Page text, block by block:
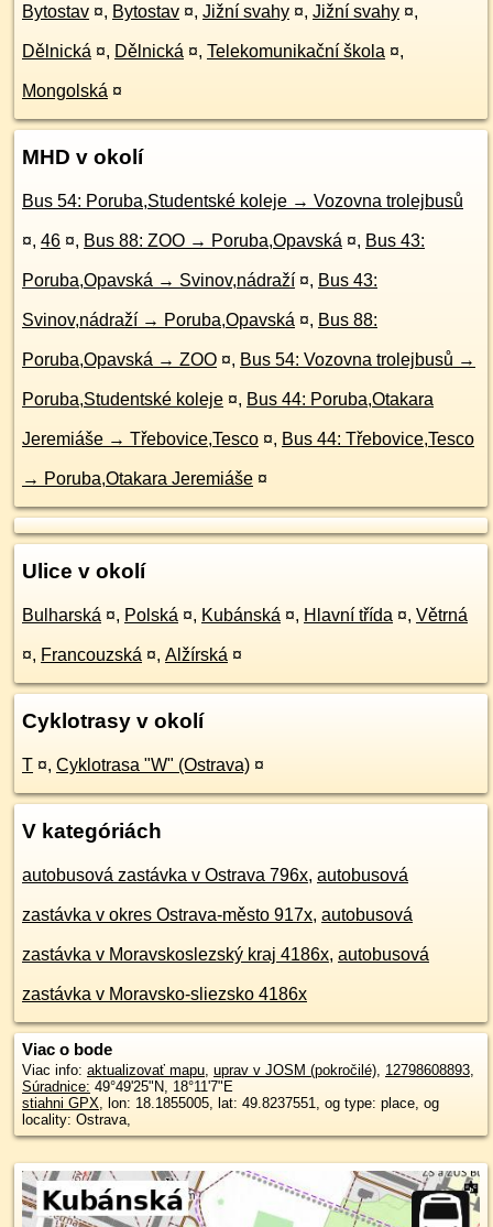
Bytostav ¤, Bytostav ¤, Jižní svahy ¤, Jižní svahy ¤,
Dělnická ¤, Dělnická ¤, Telekomunikační škola ¤,
Mongolská ¤
MHD v okolí
Bus 54: Poruba,Studentské koleje → Vozovna trolejbusů
¤, 46 ¤, Bus 88: ZOO → Poruba,Opavská ¤, Bus 43:
Poruba,Opavská → Svinov,nádraží ¤, Bus 43:
Svinov,nádraží → Poruba,Opavská ¤, Bus 88:
Poruba,Opavská → ZOO ¤, Bus 54: Vozovna trolejbusů →
Poruba,Studentské koleje ¤, Bus 44: Poruba,Otakara
Jeremiáše → Třebovice,Tesco ¤, Bus 44: Třebovice,Tesco
→ Poruba,Otakara Jeremiáše ¤
Ulice v okolí
Bulharská ¤, Polská ¤, Kubánská ¤, Hlavní třída ¤, Větrná
¤, Francouzská ¤, Alžírská ¤
Cyklotrasy v okolí
T ¤, Cyklotrasa "W" (Ostrava) ¤
V kategóriách
autobusová zastávka v Ostrava 796x, autobusová
zastávka v okres Ostrava-město 917x, autobusová
zastávka v Moravskoslezský kraj 4186x, autobusová
zastávka v Moravsko-sliezsko 4186x
Viac o bode
Viac info: aktualizovať mapu, uprav v JOSM (pokročilé), 12798608893,
Súradnice: 49°49'25"N, 18°11'7"E
stiahni GPX, lon: 18.1855005, lat: 49.8237551, og type: place, og
locality: Ostrava,